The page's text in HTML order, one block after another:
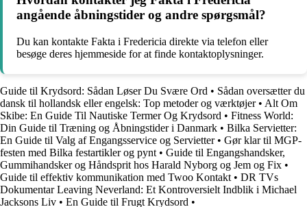
angående åbningstider og andre spørgsmål?
Du kan kontakte Fakta i Fredericia direkte via telefon eller
besøge deres hjemmeside for at finde kontaktoplysninger.
Guide til Krydsord: Sådan Løser Du Svære Ord • Sådan oversætter du
dansk til hollandsk eller engelsk: Top metoder og værktøjer• Alt Om
Skibe: En Guide Til Nautiske Termer Og Krydsord • Fitness World:
Din Guide til Træning og Åbningstider i Danmark • Bilka Servietter:
En Guide til Valg af Engangsservice og Servietter• Gør klar til MGP-
festen med Bilka festartikler og pynt • Guide til Engangshandsker,
Gummihandsker og Håndsprit hos Harald Nyborg og Jem og Fix •
Guide til effektiv kommunikation med Twoo Kontakt • DR TVs
Dokumentar Leaving Neverland: Et Kontroversielt Indblik i Michael
Jacksons Liv • En Guide til Frugt Krydsord •